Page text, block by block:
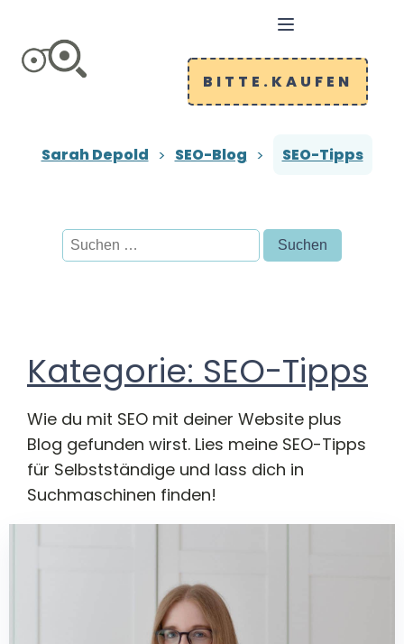
BITTE.KAUFEN
Sarah Depold SEO-Blog SEO-Tipps
Suchen
nach:
Kategorie: SEO-Tipps
Wie du mit SEO mit deiner Website plus
Blog gefunden wirst. Lies meine SEO-Tipps
für Selbstständige und lass dich in
Suchmaschinen finden!